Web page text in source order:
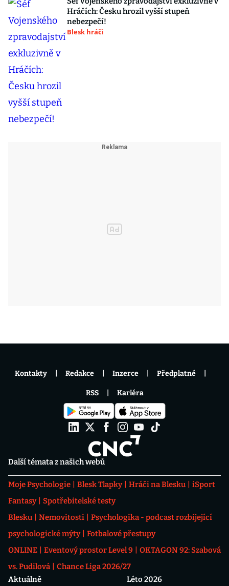
Hráčích: Česku hrozil vyšší stupeň
nebezpečí!
Blesk hráči
Další témata z našich webů
Moje Psychologie Blesk Tlapky Hráči na Blesku
iSport
Fantasy
Spotřebitelské testy
Blesku
Nemovitosti
Psychologika - podcast rozbíjející
psychologické mýty
Fotbalové přestupy
ONLINE
Eventový prostor Level 9
OKTAGON 92: Szabová
vs. Pudilová
Chance Liga 2026/27
Aktuálně
Léto 2026
Kontakty Redakce Inzerce Předplatné
RSS Kariéra